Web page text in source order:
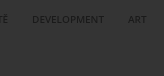
DEVELOPMENT ART